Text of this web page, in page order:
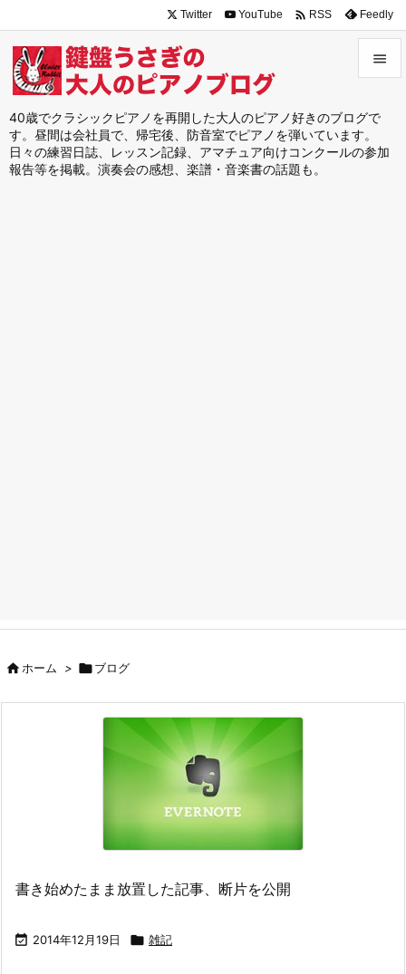
40歳でクラシックピアノを再開した大人のピアノ好きのブログで
す。昼間は会社員で、帰宅後、防音室でピアノを弾いています。
日々の練習日誌、レッスン記録、アマチュア向けコンクールの参加
報告等を掲載。演奏会の感想、楽譜・音楽書の話題も。

メニュ

サイド
Twitter YouTube  RSS Feedly
ホーム > ブログ
書き始めたまま放置した記事、断片を公開
 2014年12月19日  雑記